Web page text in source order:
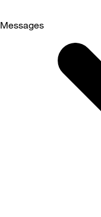
Messages